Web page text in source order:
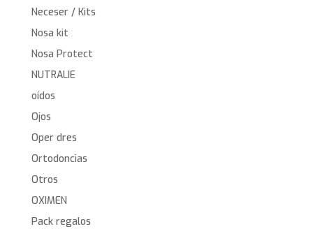
Neceser / Kits
Nosa kit
Nosa Protect
NUTRALIE
oídos
Ojos
Oper dres
Ortodoncias
Otros
OXIMEN
Pack regalos